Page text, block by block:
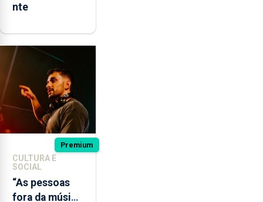
nte
Premium
CULTURA E
SOCIAL
“As pessoas
fora da música